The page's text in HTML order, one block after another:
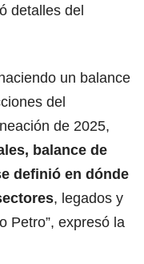
detalles del
un balance
del
de 2025,
balance de
definió en dónde
, legados y
Petro”, expresó la